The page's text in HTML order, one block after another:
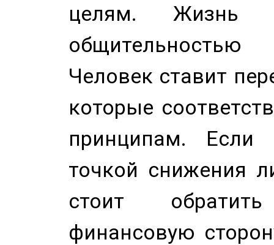
целям. Жизнь
Человек ставит
которые
принципам. Если
точкой снижения
стоит
финансовую